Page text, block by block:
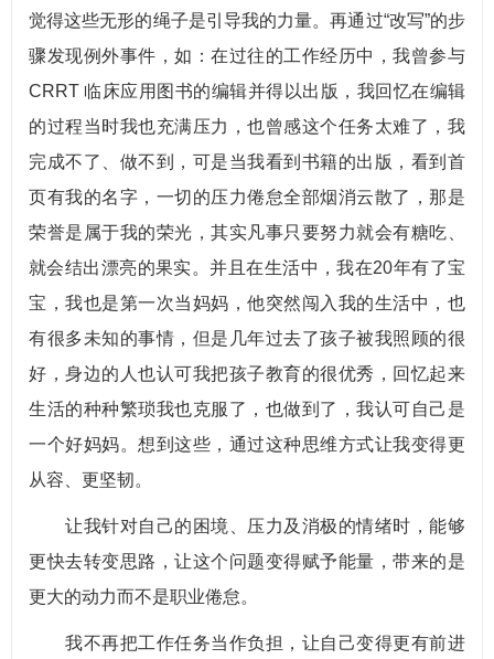
觉得这些无形的绳子是引导我的力量。再通过“改写”的步
骤发现例外事件，如：在过往的工作经历中，我曾参与
CRRT 临床应用图书的编辑并得以出版，我回忆在编辑
的过程当时我也充满压力，也曾感这个任务太难了，我
完成不了、做不到，可是当我看到书籍的出版，看到首
页有我的名字，一切的压力倦怠全部烟消云散了，那是
荣誉是属于我的荣光，其实凡事只要努力就会有糖吃、
就会结出漂亮的果实。并且在生活中，我在20年有了宝
宝，我也是第一次当妈妈，他突然闯入我的生活中，也
有很多未知的事情，但是几年过去了孩子被我照顾的很
好，身边的人也认可我把孩子教育的很优秀，回忆起来
生活的种种繁琐我也克服了，也做到了，我认可自己是
一个好妈妈。想到这些，通过这种思维方式让我变得更
从容、更坚韧。
让我针对自己的困境、压力及消极的情绪时，能够
更快去转变思路，让这个问题变得赋予能量，带来的是
更大的动力而不是职业倦怠。
我不再把工作任务当作负担，让自己变得更有前进